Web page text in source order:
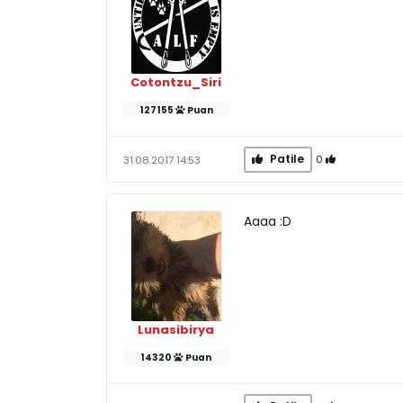
Cotontzu_Siri
127155 Puan
31.08.2017 14:53 Patile 0
Lunasibirya
14320 Puan
Aaaa :D